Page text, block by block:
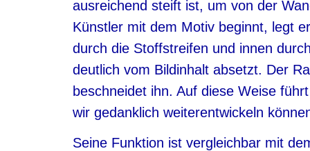
ausreichend steift ist, um von der
Künstler mit dem Motiv beginnt, legt
durch die Stoffstreifen und innen
deutlich vom Bildinhalt absetzt. Der
beschneidet ihn. Auf diese Weise
wir gedanklich weiterentwickeln
Seine Funktion ist vergleichbar mit